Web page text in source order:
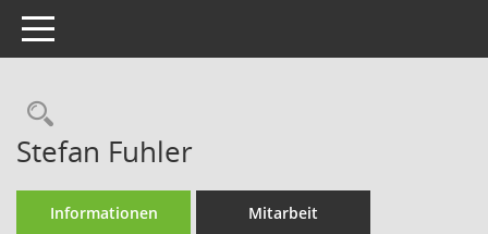
Toggle navigation
Rechercheauswahl
Stefan Fuhler
Informationen Mitarbeit